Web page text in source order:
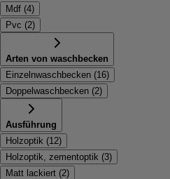
Mdf (4)
Pvc (2)
Arten von waschbecken
Einzelnwaschbecken (16)
Doppelwaschbecken (2)
Ausführung
Holzoptik (12)
Holzoptik, zementoptik (3)
Matt lackiert (2)